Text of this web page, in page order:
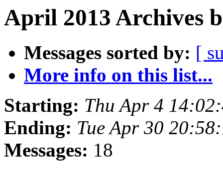
April 2013 Archives
Messages sorted by: [
More info on this list...
Starting: Thu Apr 4
Ending: Tue Apr 30
Messages: 18